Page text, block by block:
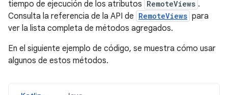
tiempo de ejecución de los atributos RemoteViews .
Consulta la referencia de la API de RemoteViews para
ver la lista completa de métodos agregados.
En el siguiente ejemplo de código, se muestra cómo usar
algunos de estos métodos.